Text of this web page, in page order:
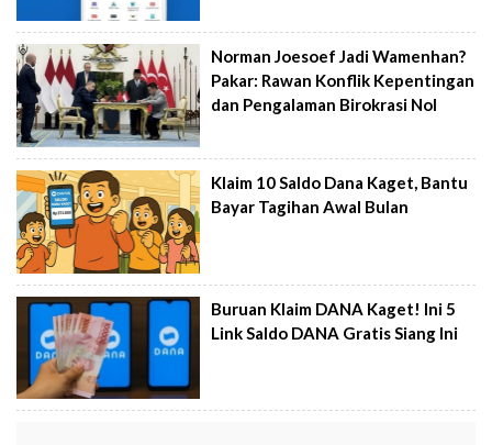
Norman Joesoef Jadi Wamenhan?
Pakar: Rawan Konflik Kepentingan
dan Pengalaman Birokrasi Nol
Klaim 10 Saldo Dana Kaget, Bantu
Bayar Tagihan Awal Bulan
Buruan Klaim DANA Kaget! Ini 5
Link Saldo DANA Gratis Siang Ini